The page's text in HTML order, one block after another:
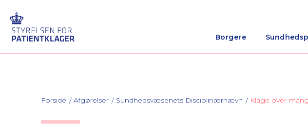
Borgere
Forside Afgørelser Sundhedsvæsenets Disciplinærnævn Klage over